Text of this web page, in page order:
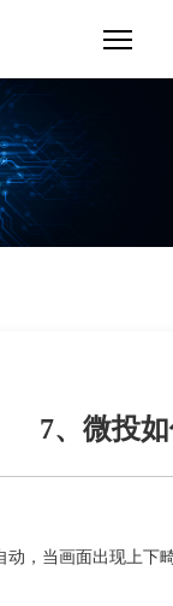
7、微投
动，当画面出现上下